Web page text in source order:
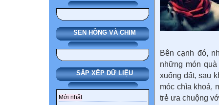
SEN HỒNG VÀ CHIM
SẮP XẾP DỮ LIỆU
Mới nhất
Bên cạnh đó,
những món
xuống đất, sau
móc chìa khoá,
trẻ ưa chuộng